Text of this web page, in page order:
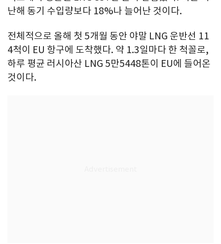
난해 동기 수입량보다 18%나 늘어난 것이다.
전체적으로 올해 첫 5개월 동안 야말 LNG 운반선 11
4척이 EU 항구에 도착했다. 약 1.3일마다 한 척꼴로,
하루 평균 러시아산 LNG 5만5448톤이 EU에 들어온
것이다.